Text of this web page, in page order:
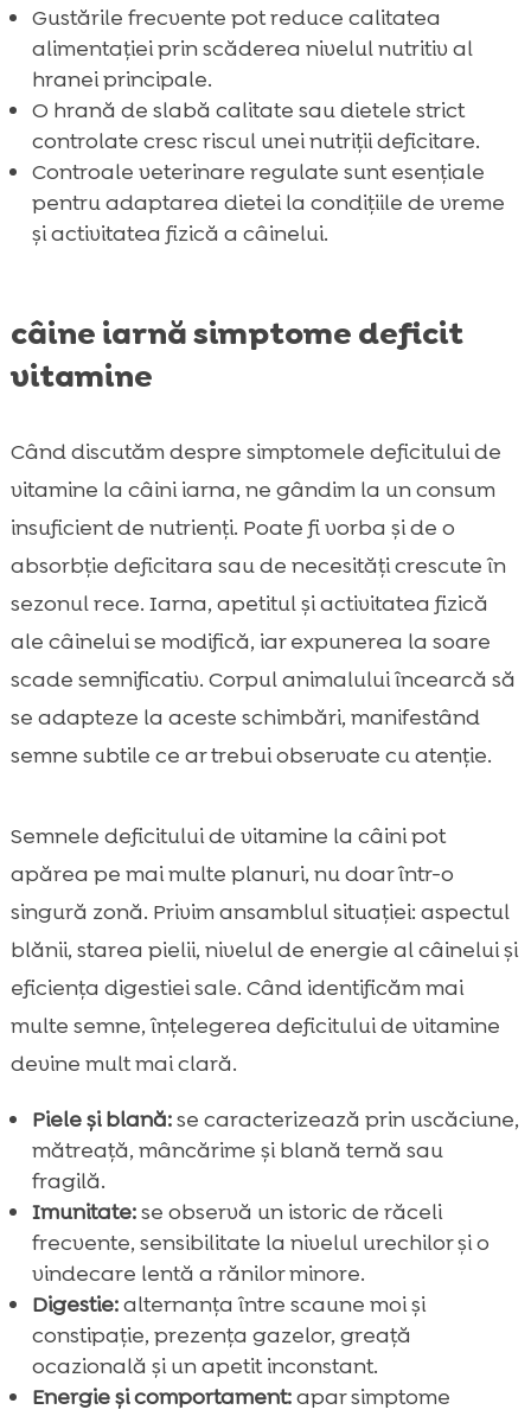
Gustările frecvente pot reduce calitatea
alimentației prin scăderea nivelul nutritiv al
hranei principale.
O hrană de slabă calitate sau dietele strict
controlate cresc riscul unei nutriții deficitare.
Controale veterinare regulate sunt esențiale
pentru adaptarea dietei la condițiile de vreme
și activitatea fizică a câinelui.
câine iarnă simptome deficit
vitamine
Când discutăm despre simptomele deficitului de
vitamine la câini iarna, ne gândim la un consum
insuficient de nutrienți. Poate fi vorba și de o
absorbție deficitara sau de necesități crescute în
sezonul rece. Iarna, apetitul și activitatea fizică
ale câinelui se modifică, iar expunerea la soare
scade semnificativ. Corpul animalului încearcă să
se adapteze la aceste schimbări, manifestând
semne subtile ce ar trebui observate cu atenție.
Semnele deficitului de vitamine la câini pot
apărea pe mai multe planuri, nu doar într-o
singură zonă. Privim ansamblul situației: aspectul
blănii, starea pielii, nivelul de energie al câinelui și
eficiența digestiei sale. Când identificăm mai
multe semne, înțelegerea deficitului de vitamine
devine mult mai clară.
Piele și blană:se caracterizează prin uscăciune,
mătreață, mâncărime și blană ternă sau
fragilă.
Imunitate:se observă un istoric de răceli
frecvente, sensibilitate la nivelul urechilor și o
vindecare lentă a rănilor minore.
Digestie:alternanța între scaune moi și
constipație, prezența gazelor, greață
ocazională și un apetit inconstant.
Energie și comportament:apar simptome